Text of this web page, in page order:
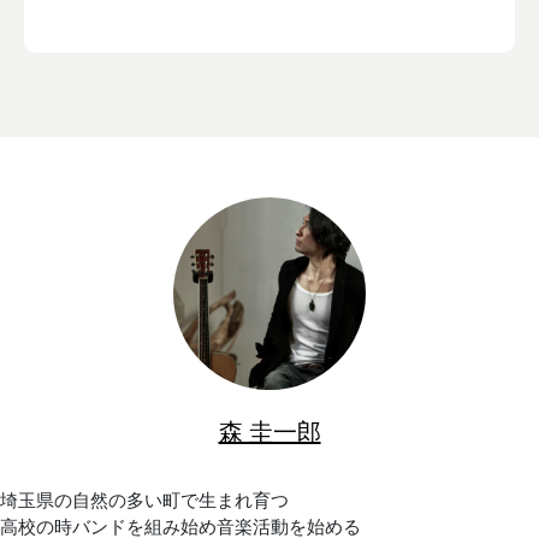
森 圭一郎
埼玉県の自然の多い町で生まれ育つ
高校の時バンドを組み始め音楽活動を始める